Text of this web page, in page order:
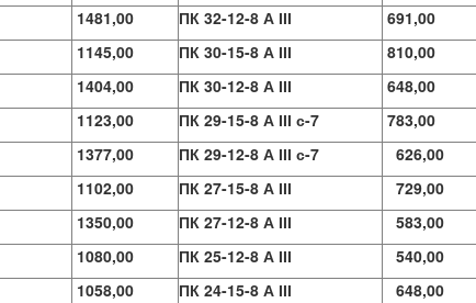
1481,00 ПК 32-12-8 А ІІІ
691,00
1145,00 ПК 30-15-8 А ІІІ
810,00
1404,00 ПК 30-12-8 А ІІІ
648,00
1123,00 ПК 29-15-8 А ІІІ с-7
783,00
1377,00 ПК 29-12-8 А ІІІ с-7
626,00
1102,00 ПК 27-15-8 А ІІІ
729,00
1350,00 ПК 27-12-8 А ІІІ
583,00
1080,00 ПК 25-12-8 А ІІІ
540,00
1058,00 ПК 24-15-8 А ІІІ
648,00